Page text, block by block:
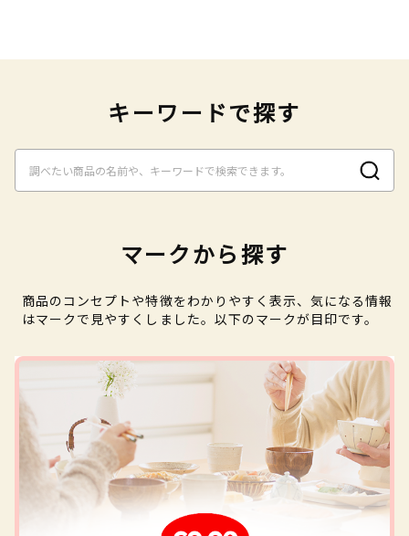
キーワードで探す
マークから探す
商品のコンセプトや特徴をわかりやすく表示、気になる情報
はマークで見やすくしました。以下のマークが目印です。